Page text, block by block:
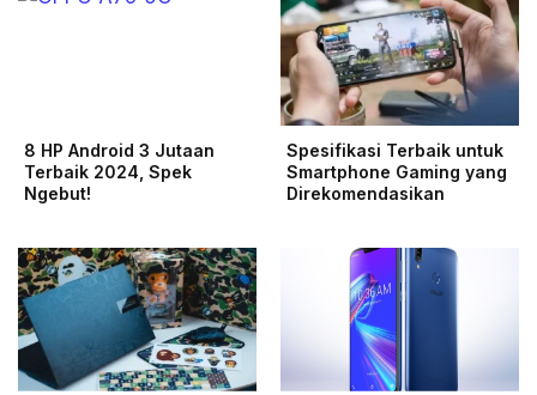
8 HP Android 3 Jutaan
Terbaik 2024, Spek
Ngebut!
Spesifikasi Terbaik untuk
Smartphone Gaming yang
Direkomendasikan